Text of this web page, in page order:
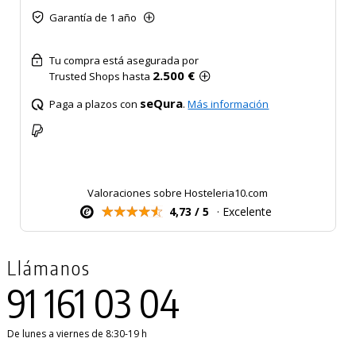
Garantía de 1 año
Tu compra está asegurada por
Trusted Shops hasta 2.500 €
Paga a plazos con seQura.Más información
Valoraciones sobre Hosteleria10.com
4,73 / 5 · Excelente
Llámanos
91 161 03 04
De lunes a viernes de 8:30-19 h